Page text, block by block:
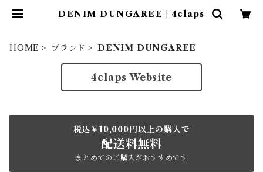
DENIM DUNGAREE | 4claps
HOME ブランド DENIM DUNGAREE
4claps Website
税込￥10,000円以上の購入で
配送料無料
まとめてのご購入がおすすめです